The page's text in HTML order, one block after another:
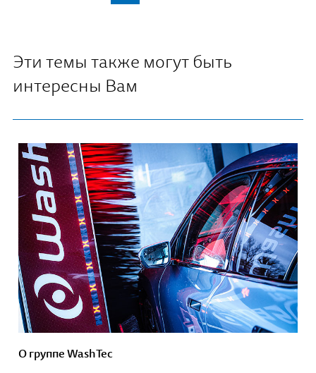
Эти темы также могут быть
интересны Вам
О группе WashTec